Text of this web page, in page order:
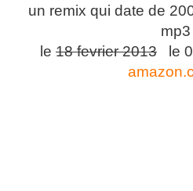
un remix qui date de
mp3
le 18 fevrier 2013 le